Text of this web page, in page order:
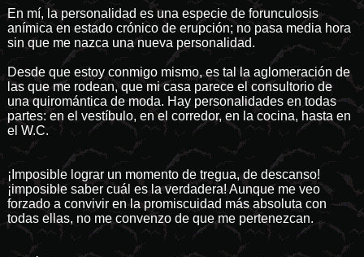
En mí, la personalidad es una especie de forunculosis
anímica en estado crónico de erupción; no pasa media hora
sin que me nazca una nueva personalidad.
Desde que estoy conmigo mismo, es tal la aglomeración de
las que me rodean, que mi casa parece el consultorio de
una quiromántica de moda. Hay personalidades en todas
partes: en el vestíbulo, en el corredor, en la cocina, hasta en
el W.C.
¡Imposible lograr un momento de tregua, de descanso!
¡imposible saber cuál es la verdadera! Aunque me veo
forzado a convivir en la promiscuidad más absoluta con
todas ellas, no me convenzo de que me pertenezcan.